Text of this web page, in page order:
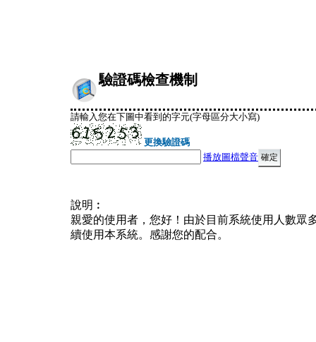
驗證碼檢查機制
請輸入您在下圖中看到的字元(字母區分大小寫)
更換驗證碼
播放圖檔聲音
說明︰
親愛的使用者，您好！由於目前系統使用人數眾
續使用本系統。感謝您的配合。